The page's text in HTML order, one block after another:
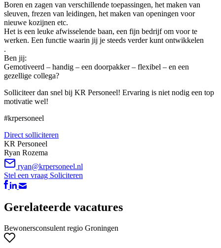
Boren en zagen van verschillende toepassingen, het maken van
sleuven, frezen van leidingen, het maken van openingen voor
nieuwe kozijnen etc.
Het is een leuke afwisselende baan, een fijn bedrijf om voor te
werken. Een functie waarin jij je steeds verder kunt ontwikkelen
.
Ben jij:
Gemotiveerd – handig – een doorpakker – flexibel – en een
gezellige collega?
Solliciteer dan snel bij KR Personeel! Ervaring is niet nodig een top
motivatie wel!
#krpersoneel
Direct solliciteren
KR Personeel
Ryan Rozema
ryan@krpersoneel.nl
Stel een vraag Soliciteren
Gerelateerde vacatures
Bewonersconsulent regio Groningen